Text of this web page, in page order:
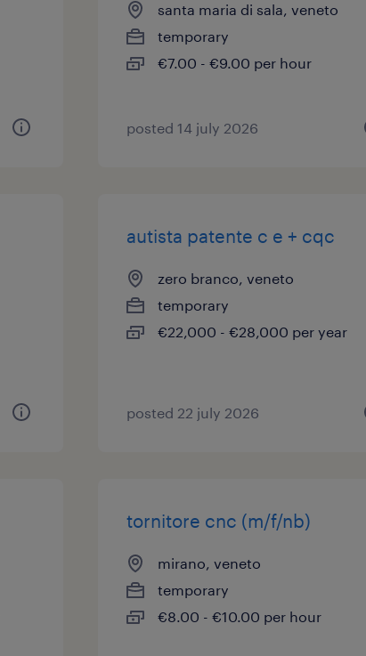
santa maria di sala, veneto
temporary
€7.00 - €9.00 per hour
posted 14 july 2026
autista patente c e + cqc
zero branco, veneto
temporary
€22,000 - €28,000 per year
posted 22 july 2026
tornitore cnc (m/f/nb)
mirano, veneto
temporary
€8.00 - €10.00 per hour